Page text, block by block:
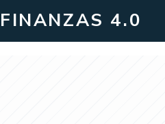
FINANZAS 4.0